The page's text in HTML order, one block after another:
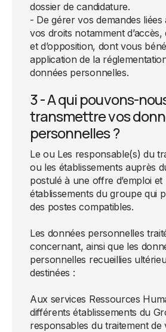
dossier de candidature.
- De gérer vos demandes liées
vos droits notamment
et d’opposition, dont vous
application de la
données personnelles.
3 - A qui pouvons-
transmettre vos
personnelles ?
Le ou Les responsable(s) du
ou les établissements auprès
postulé à une offre d’emploi et
établissements du groupe qui
des postes compatibles.
Les données personnelles
concernant, ainsi que les
personnelles recueillies
destinées :
Aux services Ressources
différents établissements du
responsables du traitement de